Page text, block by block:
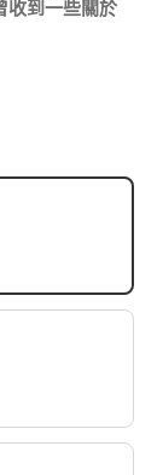
收到一些關於